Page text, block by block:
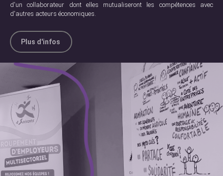
d'un collaborateur dont elles mutualiseront les compétences avec
d'autres acteurs économiques.
Plus d'infos